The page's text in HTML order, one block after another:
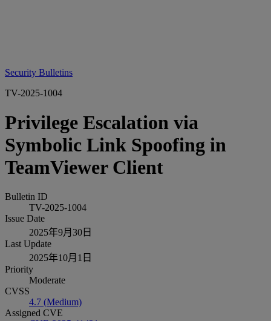
Security Bulletins
TV-2025-1004
Privilege Escalation via
Symbolic Link Spoofing in
TeamViewer Client
Bulletin ID
TV-2025-1004
Issue Date
2025年9月30日
Last Update
2025年10月1日
Priority
Moderate
CVSS
4.7 (Medium)
Assigned CVE